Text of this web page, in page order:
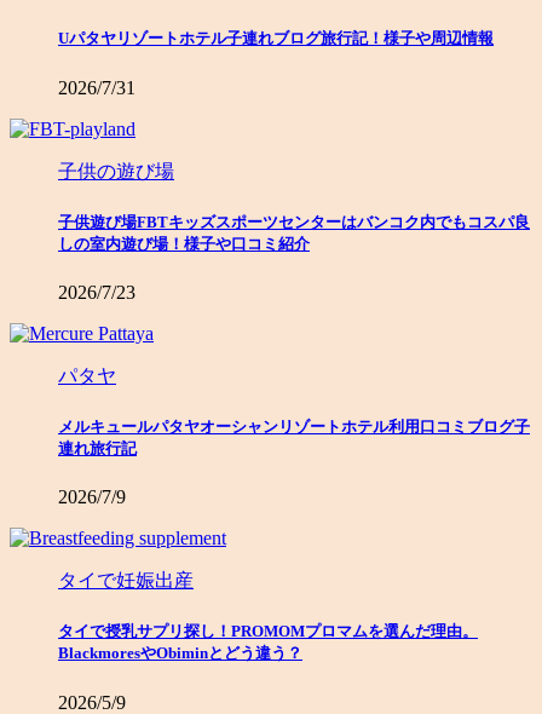
Uパタヤリゾートホテル子連れブログ旅行記！様子や周辺情報
2026/7/31
子供の遊び場
子供遊び場FBTキッズスポーツセンターはバンコク内でもコスパ良
しの室内遊び場！様子や口コミ紹介
2026/7/23
パタヤ
メルキュールパタヤオーシャンリゾートホテル利用口コミブログ子
連れ旅行記
2026/7/9
タイで妊娠出産
タイで授乳サプリ探し！PROMOMプロマムを選んだ理由。
BlackmoresやObiminとどう違う？
2026/5/9